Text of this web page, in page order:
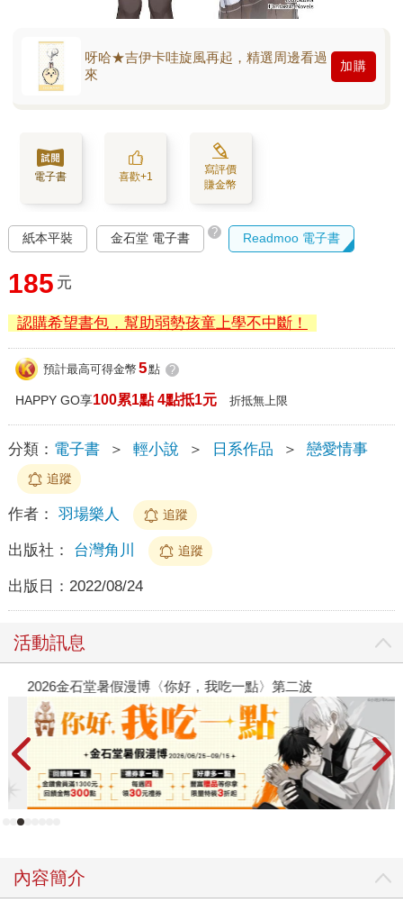
呀哈★吉伊卡哇旋風再起，精選周邊看過
來
加購
電子書 喜歡+1
寫評價
賺金幣
紙本平裝 金石堂 電子書 ? Readmoo 電子書
185 元
認購希望書包，幫助弱勢孩童上學不中斷！
預計最高可得金幣 5點 ?
HAPPY GO享100累1點 4點抵1元 折抵無上限
分類： 電子書 ＞ 輕小說 ＞ 日系作品 ＞ 戀愛情事
追蹤
作者： 羽場樂人 追蹤
出版社： 台灣角川 追蹤
出版日： 2022/08/24
活動訊息
2026金石堂暑假漫博〈你好，我吃一點〉第二波
內容簡介